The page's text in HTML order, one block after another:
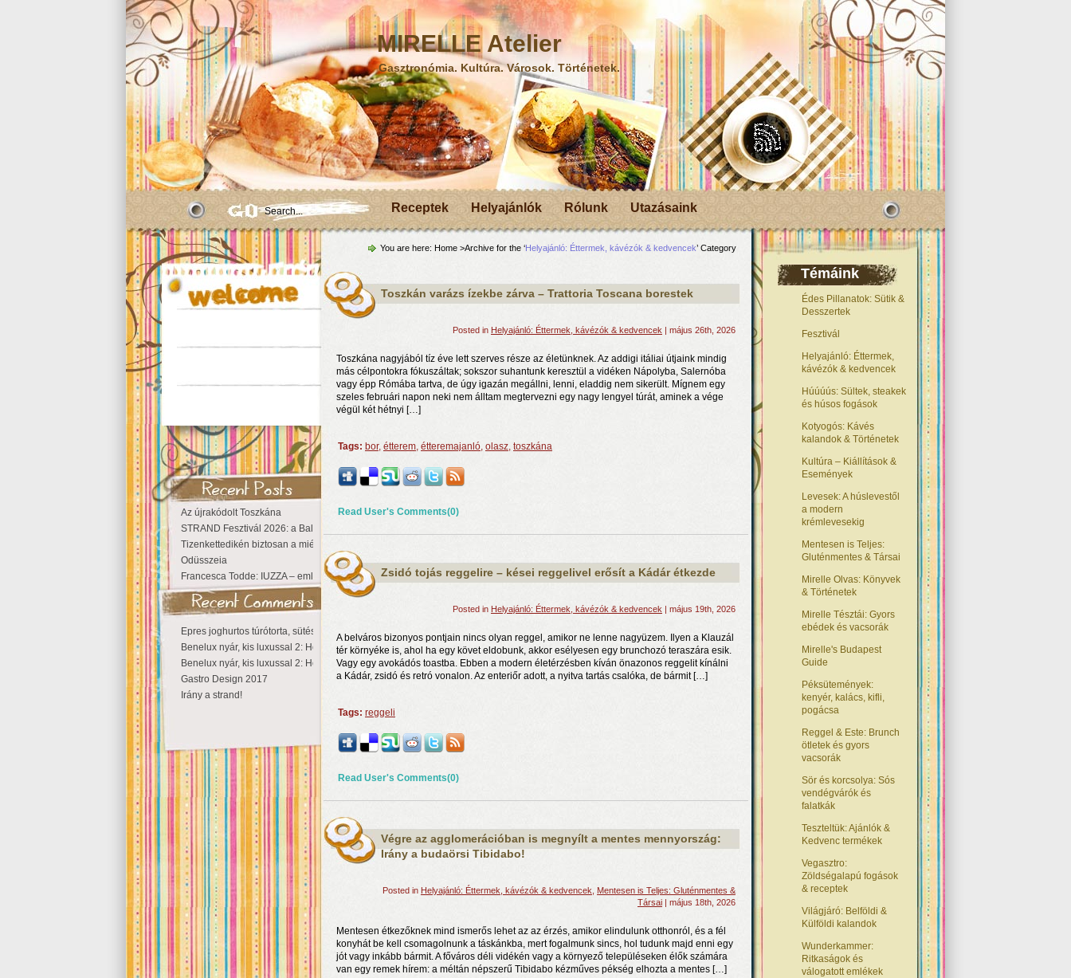
MIRELLE Atelier
Gasztronómia. Kultúra. Városok. Történetek.
Receptek Helyajánlók Rólunk Utazásaink
Az újrakódolt Toszkána
STRAND Fesztivál 2026: a Balaton partján a nyár még tart!
Tizenkettedikén biztosan a miénk a Sziget!
Odüsszeia
Francesca Todde: IUZZA – emlékezet, táj és irodalom találkozása a Mai Manó Házban
Epres joghurtos túrótorta, sütés nélkül
Benelux nyár, kis luxussal 2: Hollandia
Benelux nyár, kis luxussal 2: Hollandia
Gastro Design 2017
Irány a strand!
Témáink
Édes Pillanatok: Sütik &
Desszertek
Fesztivál
Helyajánló: Éttermek,
kávézók & kedvencek
Húúúús: Sültek, steakek
és húsos fogások
Kotyogós: Kávés
kalandok & Történetek
Kultúra – Kiállítások &
Események
Levesek: A húslevestől
a modern
krémlevesekig
Mentesen is Teljes:
Gluténmentes & Társai
Mirelle Olvas: Könyvek
& Történetek
Mirelle Tésztái: Gyors
ebédek és vacsorák
Mirelle's Budapest
Guide
Péksütemények:
kenyér, kalács, kifli,
pogácsa
Reggel & Este: Brunch
ötletek és gyors
vacsorák
Sör és korcsolya: Sós
vendégvárók és
falatkák
Teszteltük: Ajánlók &
Kedvenc termékek
Vegasztro:
Zöldségalapú fogások
& receptek
Világjáró: Belföldi &
Külföldi kalandok
Wunderkammer:
Ritkaságok és
válogatott emlékek
You are here: Home >Archive for the ‘Helyajánló: Éttermek, kávézók & kedvencek’ Category
Toszkán varázs ízekbe zárva – Trattoria Toscana borestek
Posted in Helyajánló: Éttermek, kávézók & kedvencek | május 26th, 2026
Toszkána nagyjából tíz éve lett szerves része az életünknek. Az addigi itáliai útjaink mindig
más célpontokra fókuszáltak; sokszor suhantunk keresztül a vidéken Nápolyba, Salernóba
vagy épp Rómába tartva, de úgy igazán megállni, lenni, eladdig nem sikerült. Mígnem egy
szeles februári napon neki nem álltam megtervezni egy nagy lengyel túrát, aminek a vége
végül két hétnyi […]
Tags: bor, étterem, étteremajanló, olasz, toszkána
Read User's Comments(0)
Zsidó tojás reggelire – kései reggelivel erősít a Kádár étkezde
Posted in Helyajánló: Éttermek, kávézók & kedvencek | május 19th, 2026
A belváros bizonyos pontjain nincs olyan reggel, amikor ne lenne nagyüzem. Ilyen a Klauzál
tér környéke is, ahol ha egy követ eldobunk, akkor esélyesen egy brunchozó teraszára esik.
Vagy egy avokádós toastba. Ebben a modern életérzésben kíván önazonos reggelit kínálni
a Kádár, zsidó és retró vonalon. Az enteriőr adott, a nyitva tartás csalóka, de bármit […]
Tags: reggeli
Read User's Comments(0)
Végre az agglomerációban is megnyílt a mentes mennyország:
Irány a budaörsi Tibidabo!
Posted in Helyajánló: Éttermek, kávézók & kedvencek
Mentesen is Teljes: Gluténmentes &
Társai | május 18th, 2026
Mentesen étkezőknek mind ismerős lehet az az érzés, amikor elindulunk otthonról, és a fél
konyhát be kell csomagolnunk a táskánkba, mert fogalmunk sincs, hol tudunk majd enni egy
jót vagy inkább bármit. A főváros déli vidékén vagy a környező településeken élők számára
van egy remek hírem: a méltán népszerű Tibidabo kézműves pékség elhozta a mentes […]